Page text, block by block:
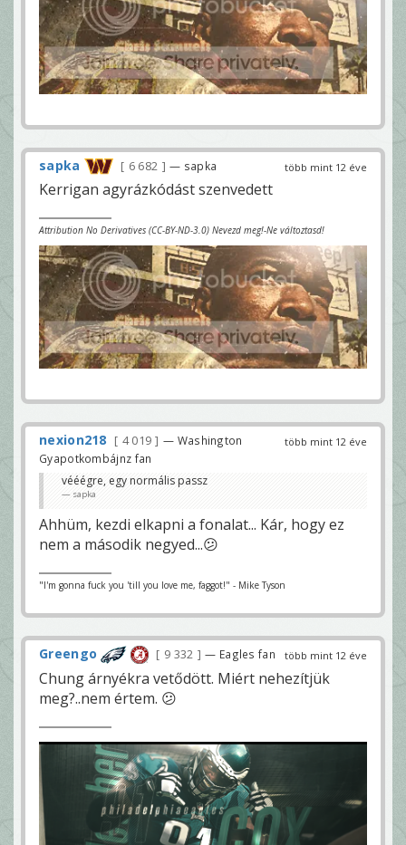
több mint 12 éve
sapka 6 682 — sapka
Kerrigan agyrázkódást szenvedett
Attribution No Derivatives (CC-BY-ND-3.0) Nevezd meg!-Ne változtasd!
több mint 12 éve
nexion218 4 019
— Washington
Gyapotkombájnz fan
vééégre, egy normális passz
sapka
Ahhüm, kezdi elkapni a fonalat... Kár, hogy ez
nem a második negyed...😕
"I'm gonna fuck you 'till you love me, faggot!" - Mike Tyson
több mint 12 éve
Greengo 9 332 — Eagles fan
Chung árnyékra vetődött. Miért nehezítjük
meg?..nem értem. 😕